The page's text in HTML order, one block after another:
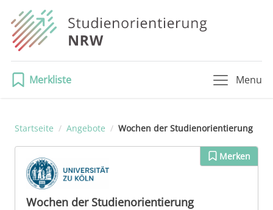
Merkliste Menu
Startseite / Angebote / Wochen der Studienorientierung
Merken
Wochen der Studienorientierung